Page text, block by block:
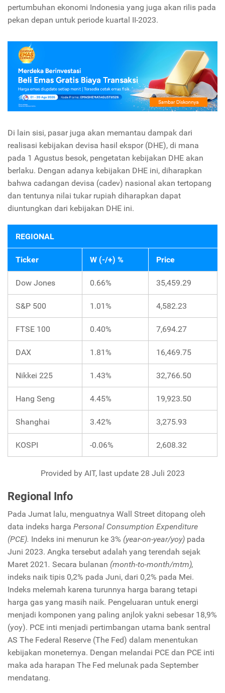
pertumbuhan ekonomi Indonesia yang juga akan rilis pada
pekan depan untuk periode kuartal II-2023.
Di lain sisi, pasar juga akan memantau dampak dari
realisasi kebijakan devisa hasil ekspor (DHE), di mana
pada 1 Agustus besok, pengetatan kebijakan DHE akan
berlaku. Dengan adanya kebijakan DHE ini, diharapkan
bahwa cadangan devisa (cadev) nasional akan tertopang
dan tentunya nilai tukar rupiah diharapkan dapat
diuntungkan dari kebijakan DHE ini.
REGIONAL
Ticker W (-/+) % Price
Dow Jones 0.66% 35,459.29
S&P 500 1.01% 4,582.23
FTSE 100 0.40% 7,694.27
DAX 1.81% 16,469.75
Nikkei 225 1.43% 32,766.50
Hang Seng 4.45% 19,923.50
Shanghai 3.42% 3,275.93
KOSPI -0.06% 2,608.32
Provided by AIT, last update 28 Juli 2023
Regional Info
Pada Jumat lalu, menguatnya Wall Street ditopang oleh
data indeks harga Personal Consumption Expenditure
(PCE). Indeks ini menurun ke 3% (year-on-year/yoy) pada
Juni 2023. Angka tersebut adalah yang terendah sejak
Maret 2021. Secara bulanan (month-to-month/mtm),
indeks naik tipis 0,2% pada Juni, dari 0,2% pada Mei.
Indeks melemah karena turunnya harga barang tetapi
harga gas yang masih naik. Pengeluaran untuk energi
menjadi komponen yang paling anjlok yakni sebesar 18,9%
(yoy). PCE inti menjadi pertimbangan utama bank sentral
AS The Federal Reserve (The Fed) dalam menentukan
kebijakan moneternya. Dengan melandai PCE dan PCE inti
maka ada harapan The Fed melunak pada September
mendatang.